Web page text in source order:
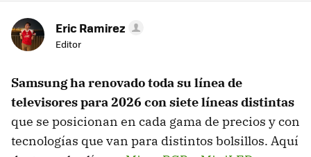
Eric Ramirez
Editor
Samsung ha renovado toda su línea de
televisores para 2026 con siete líneas distintas
que se posicionan en cada gama de precios y con
tecnologías que van para distintos bolsillos. Aquí